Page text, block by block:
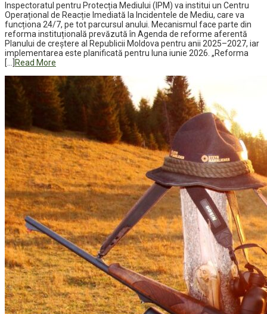
Inspectoratul pentru Protecția Mediului (IPM) va institui un Centru
Operațional de Reacție Imediată la Incidentele de Mediu, care va
funcționa 24/7, pe tot parcursul anului. Mecanismul face parte din
reforma instituțională prevăzută în Agenda de reforme aferentă
Planului de creștere al Republicii Moldova pentru anii 2025–2027, iar
implementarea este planificată pentru luna iunie 2026. „Reforma
[…] Read More